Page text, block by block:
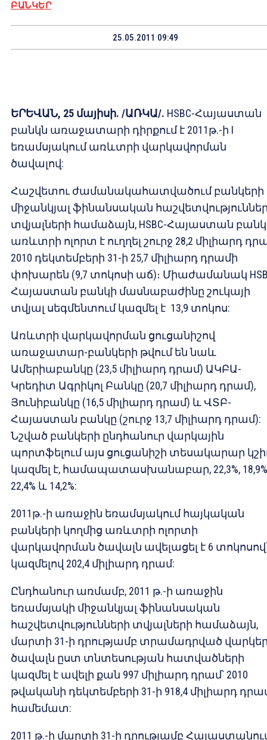
ԲԱՆԿԵՐ
25.05.2011 09:49
ԵՐԵՎԱՆ, 25 մայիսի. /ԱՌԿԱ/. HSBC-Հայաստան
բանկն առաջատարի դիրքում է 2011թ.-ի I
եռամսյակում առևտրի վարկավորման
ծավալով:
Հաշվետու ժամանակահատվածում բանկերի
միջանկյալ ֆինանսական
տվյալների համաձայն, HSBC-Հայաստան
առևտրի ոլորտ է ուղղել շուրջ 28,2 միլիարդ
2010 դեկտեմբերի 31-ի 25,7 միլիարդ դրամի
փոխարեն (9,7 տոկոսի աճ)։ Միաժամանակ
Հայաստան բանկի մասնաբաժինը շուկայի
տվյալ սեգմենտում կազմել է 13,9 տոկոս:
Առևտրի վարկավորման ցուցանիշով
առաջատար-բանկերի թվում են նաև
Ամերիաբանկը (23,5 միլիարդ դրամ) ԱԿԲԱ-
Կրեդիտ Ագրիկոլ Բանկը (20,7 միլիարդ դրամ),
Յունիբանկը (16,5 միլիարդ դրամ) և ՎՏԲ-
Հայաստան բանկը (շուրջ 13,7 միլիարդ դրամ):
Նշված բանկերի ընդհանուր վարկային
պորտֆելում այս ցուցանիշի տեսակարար
կազմել է, համապատասխանաբար, 22,3%,
22,4% և 14,2%:
2011թ.-ի առաջին եռամսյակում հայկական
բանկերի կողմից առևտրի ոլորտի
վարկավորման ծավալն ավելացել է 6
կազմելով 202,4 միլիարդ դրամ:
Ընդհանուր առմամբ, 2011 թ.-ի առաջին
եռամսյակի միջանկյալ ֆինանսական
հաշվետվությունների տվյալների համաձայն,
մարտի 31-ի դրությամբ տրամադրված
ծավալն ըստ տնտեսության հատվածների
կազմել է ավելի քան 997 միլիարդ դրամ՝ 2010
թվականի դեկտեմբերի 31-ի 918,4 միլիարդ
համեմատ:
2011 թ.-ի մարտի 31-ի դրությամբ